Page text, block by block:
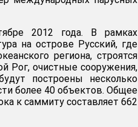
2012 года. В рамках
на острове Русский, где
региона, строятся
Рог, очистные сооружения,
построены несколько
более 40 объектов. Общее
к саммиту составляет 662